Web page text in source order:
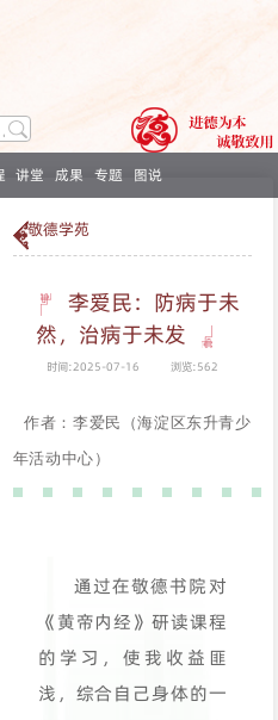
讲堂 成果 专题 图说
敬德学苑
李爱民：防病于未
然，治病于未发
时间:2025-07-16 浏览:562
作者：李爱民（海淀区东升青少
年活动中心）
通过在敬德书院对
《黄帝内经》研读课程
的学习，使我收益匪
浅，综合自己身体的一